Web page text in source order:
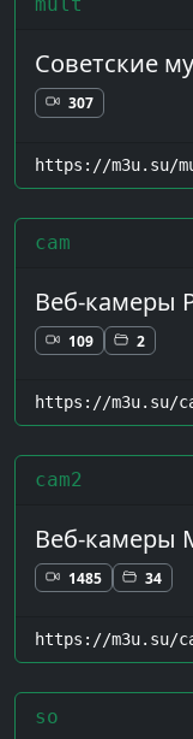
Советские
307
https://m3u.su/
cam
Веб-камеры
109 2
https://m3u.su/
cam2
Веб-камеры
1485 34
https://m3u.su/
so